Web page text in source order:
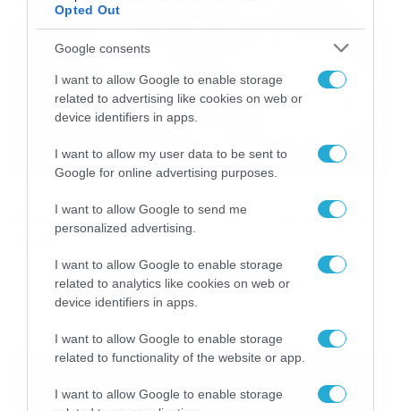
Opted Out
Google consents
I want to allow Google to enable storage
related to advertising like cookies on web or
device identifiers in apps.
I want to allow my user data to be sent to
Google for online advertising purposes.
I want to allow Google to send me
personalized advertising.
I want to allow Google to enable storage
related to analytics like cookies on web or
device identifiers in apps.
I want to allow Google to enable storage
related to functionality of the website or app.
I want to allow Google to enable storage
Καθάρισε αυγά κουνώντας την κατσαρόλα
(video)
Τρομερό κόλπο για να καθαριστούν τα αυγά. Χωρίς
αμφιβολία τα αυγά είναι ένα φαγητό που έχει πολλά
οφέλη για την υγεία, ενώ μπορούν να δώσουν ενέργεια,
από τα αγαπημένα… πιάτα, όχι μόνο των μικρών, αλλά
και των μεγάλων. Ένας τύπος βρήκε έναν ιδιαίτερο